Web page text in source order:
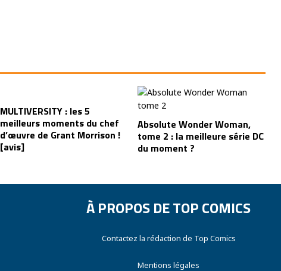
MULTIVERSITY : les 5
meilleurs moments du chef
d’œuvre de Grant Morrison !
[avis]
Absolute Wonder Woman,
tome 2 : la meilleure série DC
du moment ?
À PROPOS DE TOP COMICS
Contactez la rédaction de Top Comics
Mentions légales